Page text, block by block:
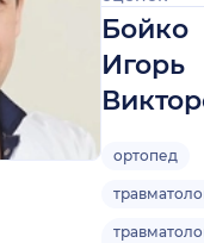
Бойко
Игорь
ортопед